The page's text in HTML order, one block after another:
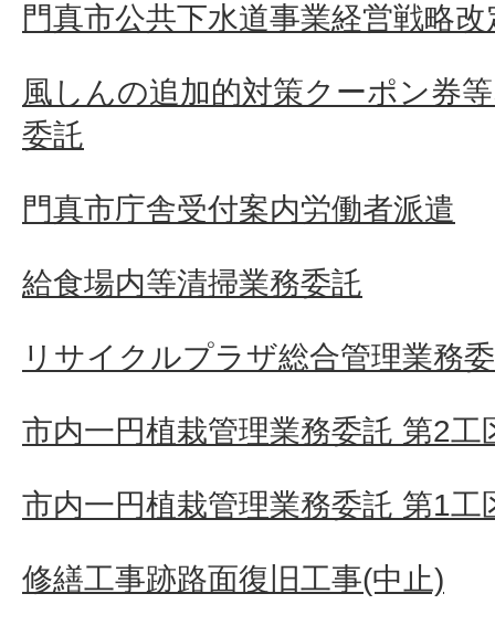
門真市公共下水道事業経営戦略
風しんの追加的対策クーポン券
委託
門真市庁舎受付案内労働者派遣
給食場内等清掃業務委託
リサイクルプラザ総合管理業務
市内一円植栽管理業務委託 第2工
市内一円植栽管理業務委託 第1工
修繕工事跡路面復旧工事(中止)